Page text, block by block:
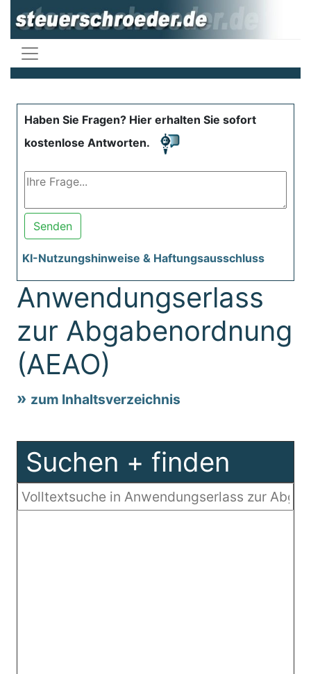
Haben Sie Fragen? Hier erhalten Sie sofort
kostenlose Antworten.
Senden
KI-Nutzungshinweise & Haftungsausschluss
Anwendungserlass
zur Abgabenordnung
(AEAO)
zum Inhaltsverzeichnis
Suchen + finden